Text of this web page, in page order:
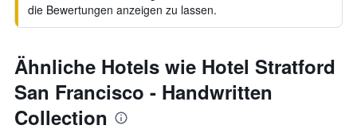
die Bewertungen anzeigen zu lassen.
Ähnliche Hotels wie Hotel Stratford
San Francisco - Handwritten
Collection